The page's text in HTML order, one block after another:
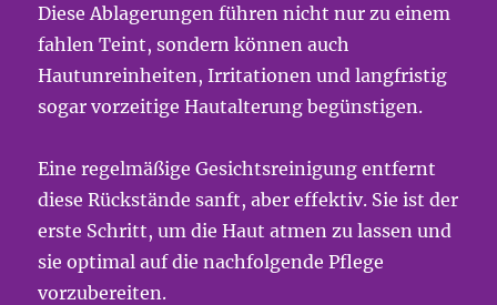
Diese Ablagerungen führen nicht nur zu einem
fahlen Teint, sondern können auch
Hautunreinheiten, Irritationen und langfristig
sogar vorzeitige Hautalterung begünstigen.
Eine regelmäßige Gesichtsreinigung entfernt
diese Rückstände sanft, aber effektiv. Sie ist der
erste Schritt, um die Haut atmen zu lassen und
sie optimal auf die nachfolgende Pflege
vorzubereiten.